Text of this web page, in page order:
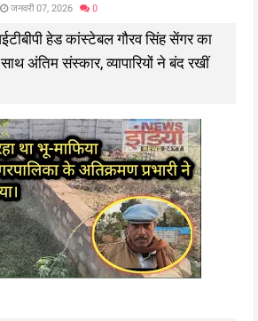
जनवरी 07, 2026 0
हेड कांस्टेबल गौरव सिंह सेंगर का
अंतिम संस्कार, व्यापारियों ने बंद रखीं